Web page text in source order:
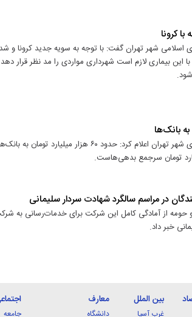
شهر تهران گفت: با توجه به سویه جدید کرونا و
این بیماری لازم است شهرداری مواردی را مد نظر قرار
شهردار تهران در چهل و یکمین جلسه شورای شهر تهران اعلام
در مراسم سالگرد شهادت سردار سلیمانی
حومه از آمادگی کامل این شرکت برای خدمات‌رسانی به
خبر داد.
بین الملل
غرب آسیا
معارف
دانشگاه جامعه